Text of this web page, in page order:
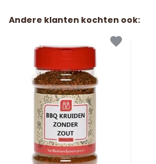
Andere klanten kochten ook: